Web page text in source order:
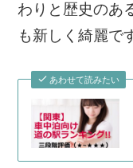
わりと歴史のあ
も新しく綺麗で
あわせて読みたい